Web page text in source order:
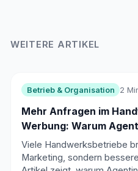
WEITERE ARTIKEL
Betrieb & Organisation 2
Mehr Anfragen im
Werbung: Warum
Hebel ist
Viele Handwerksbetriebe
Marketing, sondern